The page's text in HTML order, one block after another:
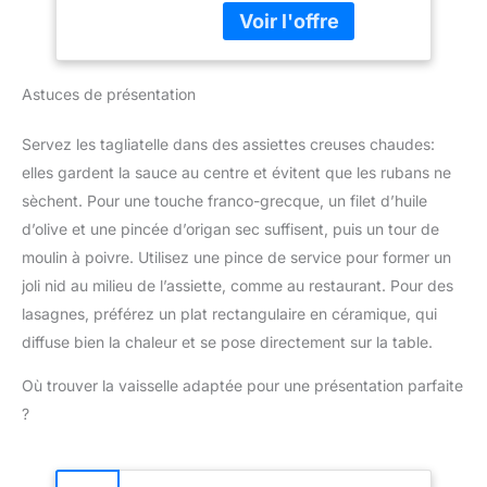
la fois. Des pâtes
fraîches et faites maison
Facile à utiliser : la
antidérapants. Vous
pouvez donc l'utiliser en
toute sécurité sans
qu'elle ne se renverse.
En outre, elle est parfaite
pour couper des pâtes.
Préparez facilement des
pâtes fraîches à la
maison et gâtez votre
famille avec vos pâtes
faites maison. Passe au
très compact et pliable,
feiner Kunstfertigkeit. Mit
10 Armen, die
Einfach zu montieren
und zusammenklappbar,
wenn es nicht verwendet
wird, kann in kleine
Größe gefaltet werden,
bequem zu lagern, Platz
sparen in der Küche
Höhe: 28cm / 11in,
Armlänge: 16.8cm /6.6in
frischen Nudeln,
Astuces de présentation
Servez les tagliatelle dans des assiettes creuses chaudes:
elles gardent la sauce au centre et évitent que les rubans ne
sèchent. Pour une touche franco-grecque, un filet d’huile
d’olive et une pincée d’origan sec suffisent, puis un tour de
moulin à poivre. Utilisez une pince de service pour former un
joli nid au milieu de l’assiette, comme au restaurant. Pour des
lasagnes, préférez un plat rectangulaire en céramique, qui
diffuse bien la chaleur et se pose directement sur la table.
Où trouver la vaisselle adaptée pour une présentation parfaite
?